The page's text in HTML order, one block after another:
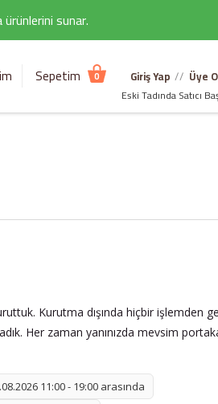
sunar.
Sepetim 0 Giriş Yap // Üye
Eski Tadında Satıcı
Kurutma dışında hiçbir işlemden
Her zaman yanınızda mevsim
11:00 - 19:00 arasında